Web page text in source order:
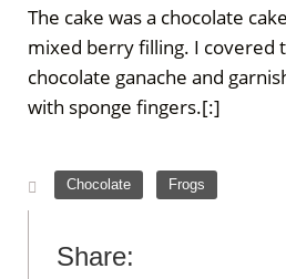
The cake was a chocolate
mixed berry filling. I covered
chocolate ganache and
with sponge fingers.[:]
Chocolate Frogs
Share: